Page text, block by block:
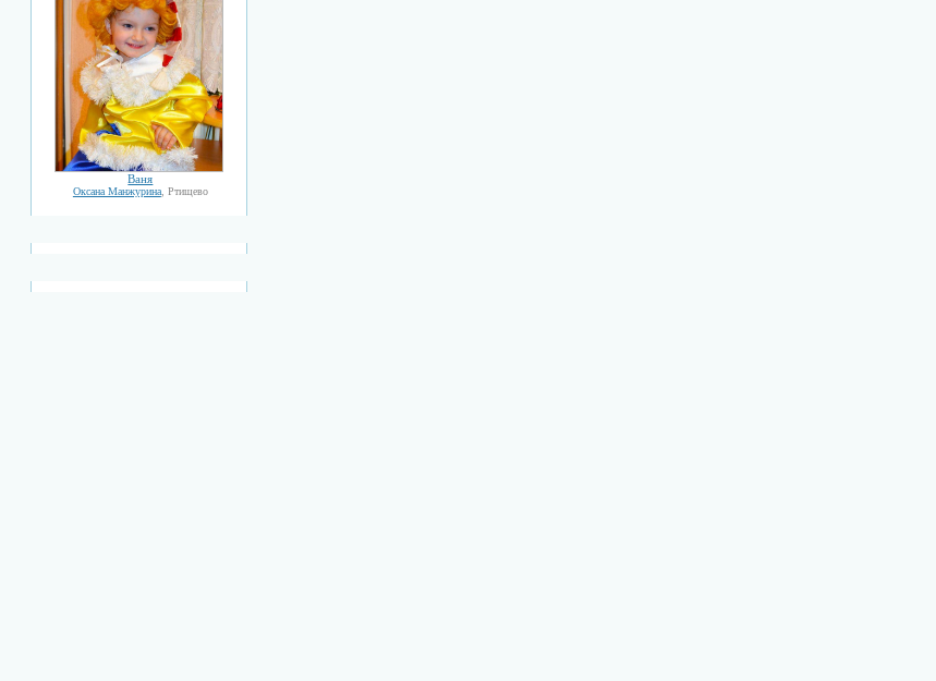
Ваня
Оксана Манжурина, Ртищево